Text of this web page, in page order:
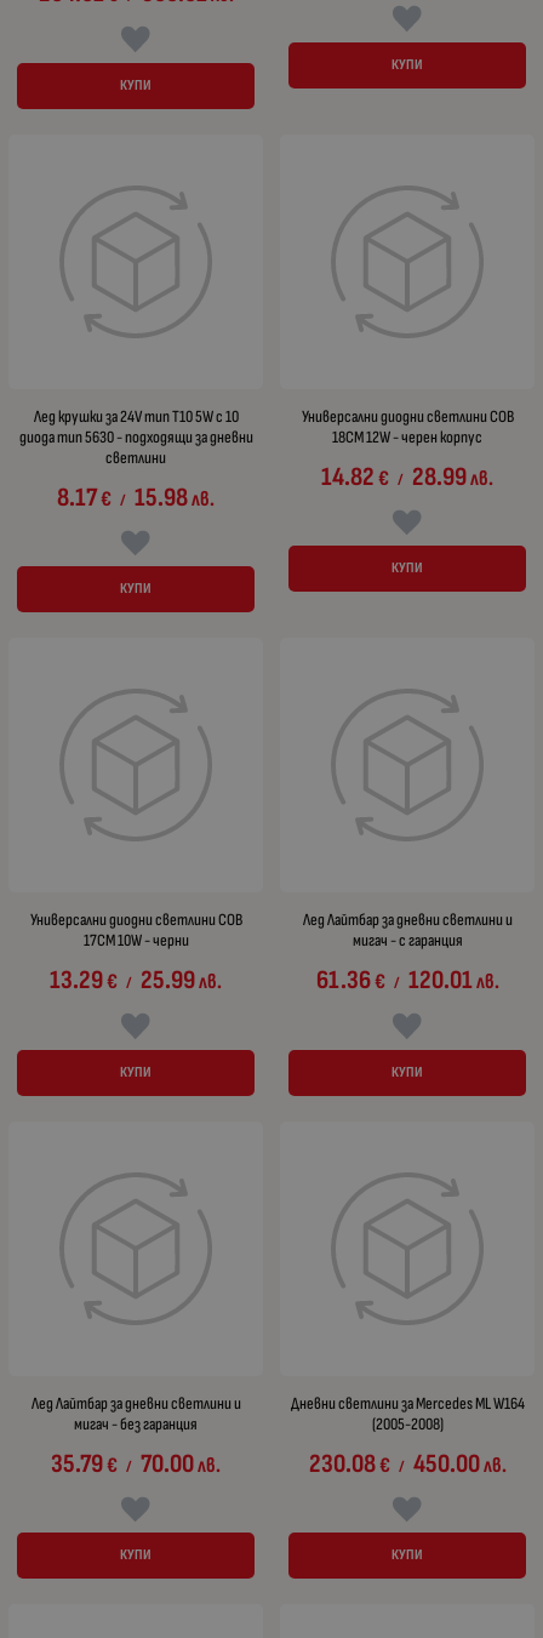
КУПИ
КУПИ
Лед крушки за 24V тип T10 5W с 10
диода тип 5630 - подходящи за дневни
светлини
8.17€ / 15.98лв.
КУПИ
Универсални диодни светлини COB
18CM 12W - черен корпус
14.82€ / 28.99лв.
КУПИ
Универсални диодни светлини COB
17CM 10W - черни
13.29€ / 25.99лв.
КУПИ
Лед Лайтбар за дневни светлини и
мигач - с гаранция
61.36€ / 120.01лв.
КУПИ
Лед Лайтбар за дневни светлини и
мигач - без гаранция
35.79€ / 70.00лв.
КУПИ
Дневни светлини за Mercedes ML W164
(2005-2008)
230.08€ / 450.00лв.
КУПИ